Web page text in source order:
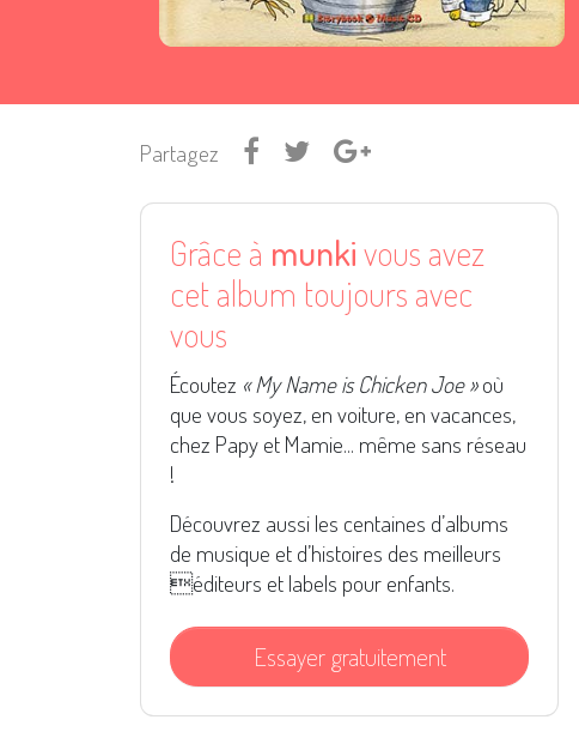
Partagez
Grâce à munkivous avez
cet album toujours avec
vous
Écoutez « My Name is Chicken Joe »où
que vous soyez, en voiture, en vacances,
chez Papy et Mamie... même sans réseau
!
Découvrez aussi les centaines d’albums
de musique et d’histoires des meilleurs
éditeurs et labels pour enfants.
Essayer gratuitement